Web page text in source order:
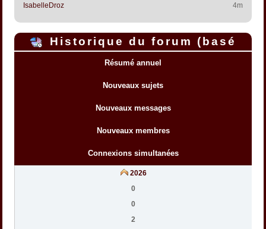
IsabelleDroz
4m
Historique du forum (basé
sur l'heure interne du forum)
Résumé annuel
Nouveaux sujets
Nouveaux messages
Nouveaux membres
Connexions simultanées
2026
0
0
2